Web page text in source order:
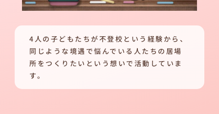
4人の子どもたちが不登校という経験から、
同じような境遇で悩んでいる人たちの居場
所をつくりたいという想いで活動していま
す。